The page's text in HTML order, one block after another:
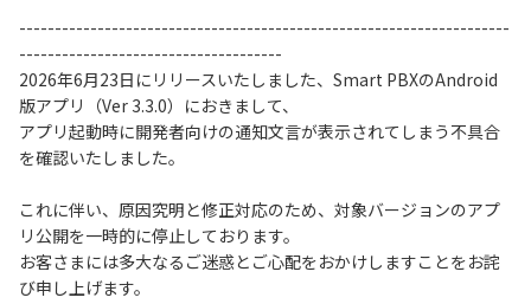
---------------------------------------------------------------------
-------------------------------------
2026年6月23日にリリースいたしました、Smart PBXのAndroid
版アプリ（Ver 3.3.0）におきまして、
アプリ起動時に開発者向けの通知文言が表示されてしまう不具合
を確認いたしました。
これに伴い、原因究明と修正対応のため、対象バージョンのアプ
リ公開を一時的に停止しております。
お客さまには多大なるご迷惑とご心配をおかけしますことをお詫
び申し上げます。